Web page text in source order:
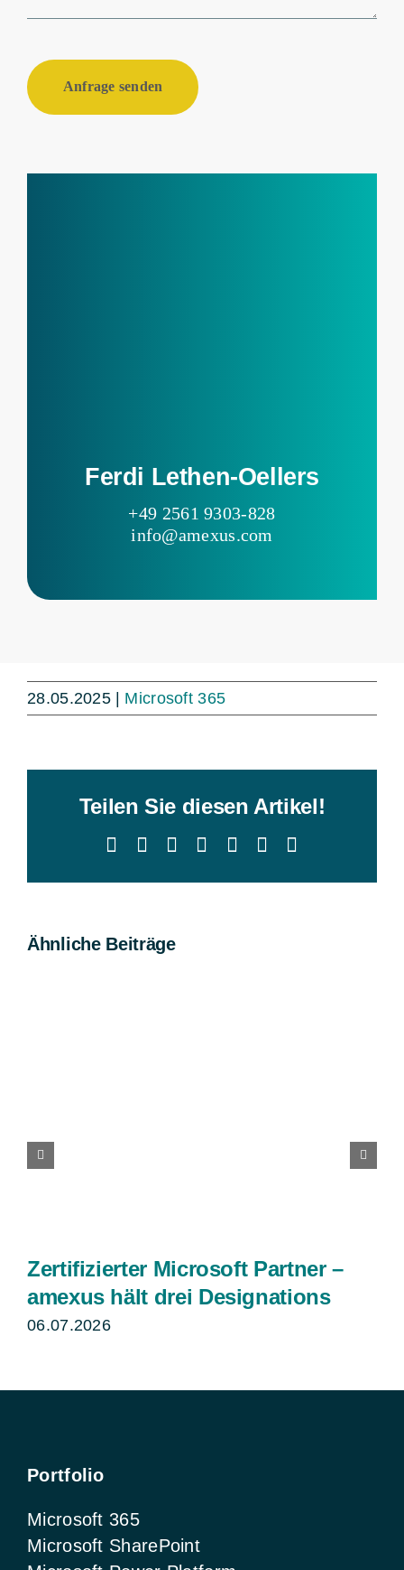
Anfrage senden
Ferdi Lethen-Oellers
+49 2561 9303-828
info@amexus.com
28.05.2025 | Microsoft 365
Teilen Sie diesen Artikel!
FacebookRedditLinkedIn
WhatsApp
Xing
Ähnliche Beiträge
Zertifizierter Microsoft Partner –
amexus hält drei Designations
06.07.2026
Portfolio
Microsoft 365
Microsoft SharePoint